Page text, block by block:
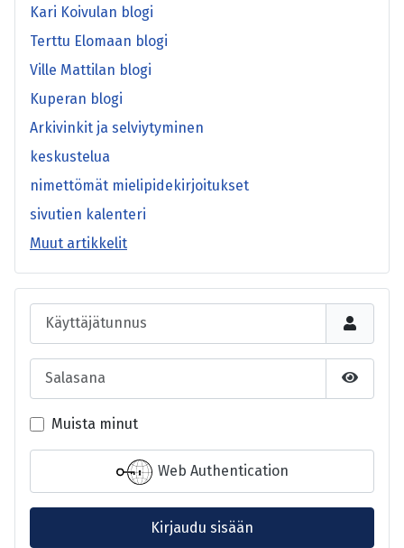
Kari Koivulan blogi
Terttu Elomaan blogi
Ville Mattilan blogi
Kuperan blogi
Arkivinkit ja selviytyminen
keskustelua
nimettömät mielipidekirjoitukset
sivutien kalenteri
Muut artikkelit
Käyttäjätunnus
Salasana
Näytä
Muista minut
Web Authentication
Kirjaudu sisään